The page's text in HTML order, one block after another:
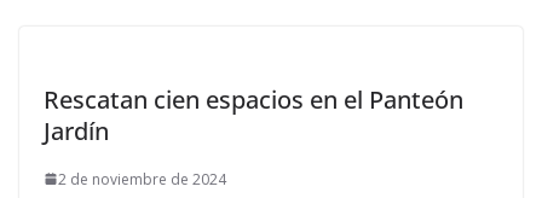
Rescatan cien espacios en el Panteón
Jardín
2 de noviembre de 2024